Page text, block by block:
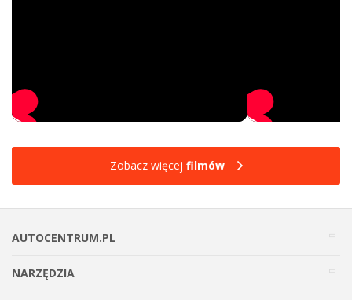
Zobacz więcej filmów
AUTOCENTRUM.PL
NARZĘDZIA